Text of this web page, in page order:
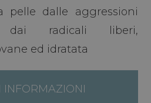
pelle dalle aggressioni
radicali liberi,
ed idratata
INFORMAZIONI